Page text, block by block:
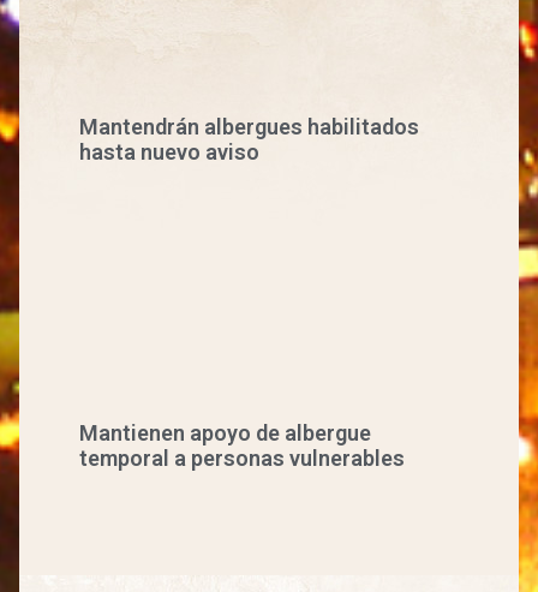
Mantendrán albergues habilitados
hasta nuevo aviso
Mantienen apoyo de albergue
temporal a personas vulnerables